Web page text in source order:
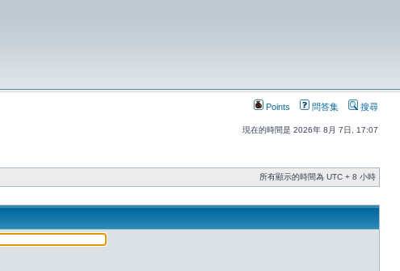
Points 問答集 搜尋
現在的時間是 2026年 8月 7日, 17:07
所有顯示的時間為 UTC + 8 小時